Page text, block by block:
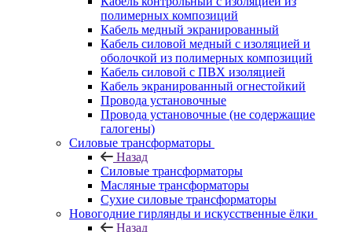
полимерных композиций
Кабель медный экранированный
Кабель силовой медный с изоляцией и
оболочкой из полимерных композиций
Кабель силовой с ПВХ изоляцией
Кабель экранированный огнестойкий
Провода установочные
Провода установочные (не содержащие
галогены)
Силовые трансформаторы
Назад
Силовые трансформаторы
Масляные трансформаторы
Сухие силовые трансформаторы
Новогодние гирлянды и искусственные ёлки
Назад